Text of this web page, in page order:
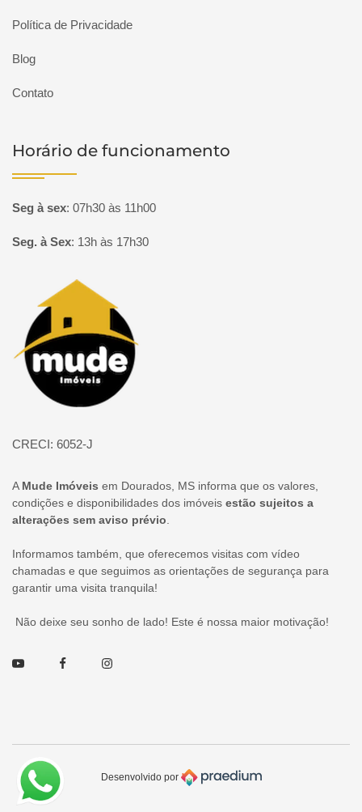
Política de Privacidade
Blog
Contato
Horário de funcionamento
Seg à sex: 07h30 às 11h00
Seg. à Sex: 13h às 17h30
Página inicial
CRECI: 6052-J
A Mude Imóveis em Dourados, MS informa que os valores,
condições e disponibilidades dos imóveis estão sujeitos a
alterações sem aviso prévio
Informamos também, que oferecemos visitas com vídeo
chamadas e que seguimos as orientações de segurança para
garantir uma visita tranquila!
Não deixe seu sonho de lado! Este é nossa maior motivação!
Youtube FacebookInstagram
Desenvolvido por